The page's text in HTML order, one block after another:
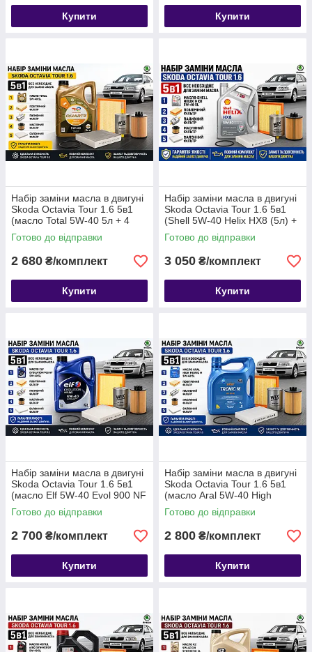
Купити Купити
Набір заміни масла в двигуні
Skoda Octavia Tour 1.6 5в1
(масло Total 5W-40 5л + 4
фільтра)
Готово до відправки
2 680 ₴/комплект
Купити
Набір заміни масла в двигуні
Skoda Octavia Tour 1.6 5в1
(Shell 5W-40 Helix HX8 (5л) +
4 фільтра)
Готово до відправки
3 050 ₴/комплект
Купити
Набір заміни масла в двигуні
Skoda Octavia Tour 1.6 5в1
(масло Elf 5W-40 Evol 900 NF
(5л) + 4 фільтра)
Готово до відправки
2 700 ₴/комплект
Купити
Набір заміни масла в двигуні
Skoda Octavia Tour 1.6 5в1
(масло Aral 5W-40 High
Tronic (5л) + 4 фільтра)
Готово до відправки
2 800 ₴/комплект
Купити